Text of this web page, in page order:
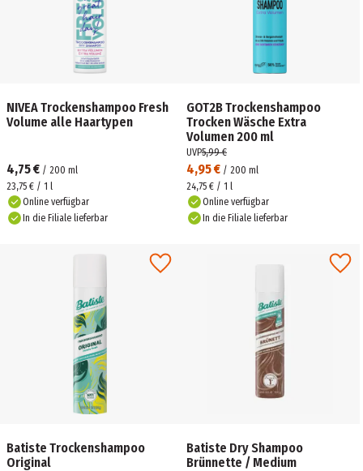
NIVEA Trockenshampoo Fresh
Volume alle Haartypen
4,75 € / 200 ml
23,75 € / 1 l
Online verfügbar
In die Filiale lieferbar
GOT2B Trockenshampoo
Trocken Wäsche Extra
Volumen 200 ml
4,95 € / 200 ml
UVP5,99 €
24,75 € / 1 l
Online verfügbar
In die Filiale lieferbar
Batiste Trockenshampoo
Original
Batiste Dry Shampoo
Brünnette / Medium